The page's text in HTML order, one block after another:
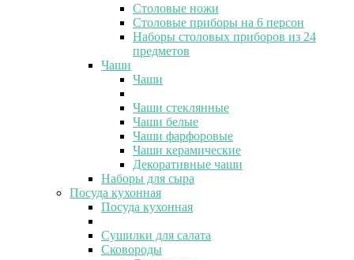
Столовые ножи
Столовые приборы на 6 персон
Наборы столовых приборов из 24
предметов
Чаши
Чаши
Чаши стеклянные
Чаши белые
Чаши фарфоровые
Чаши керамические
Декоративные чаши
Наборы для сыра
Посуда кухонная
Посуда кухонная
Сушилки для салата
Сковороды